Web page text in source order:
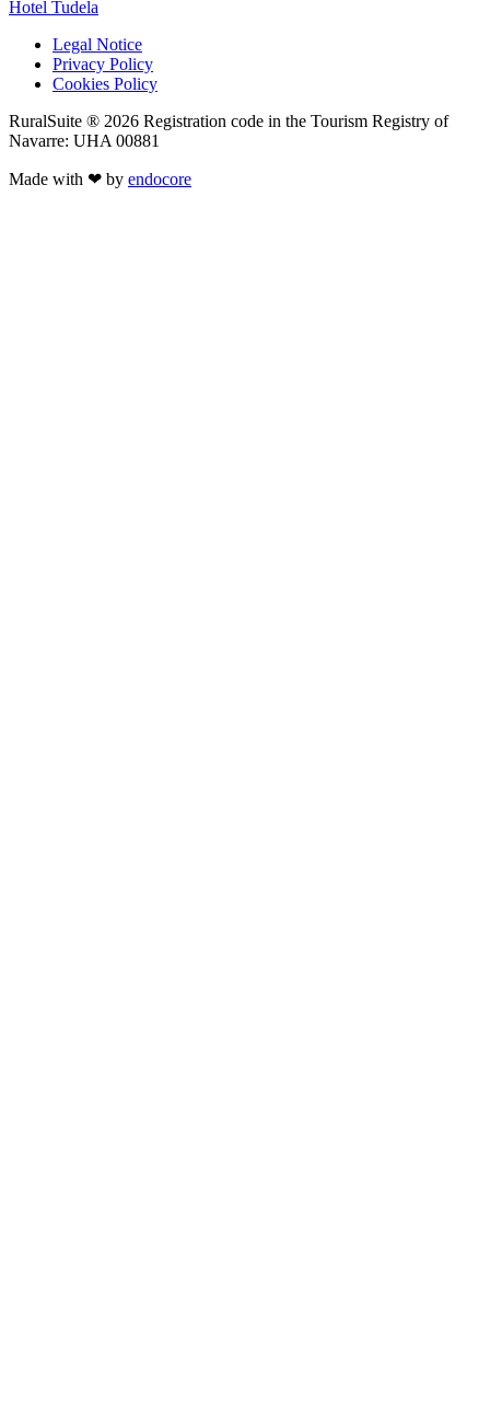
Hotel Tudela
Legal Notice
Privacy Policy
Cookies Policy
RuralSuite ® 2026 Registration code in the Tourism Registry of
Navarre: UHA 00881
Made with ❤ by endocore